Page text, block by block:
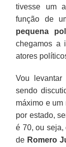
tivesse um
função de
pequena
chegamos a
atores
Vou
sendo
máximo e um
por estado,
é 70, ou seja,
de Romero